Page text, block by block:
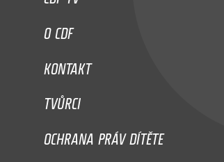
O CDF
KONTAKT
TVŮRCI
OCHRANA PRÁV DÍTĚTE